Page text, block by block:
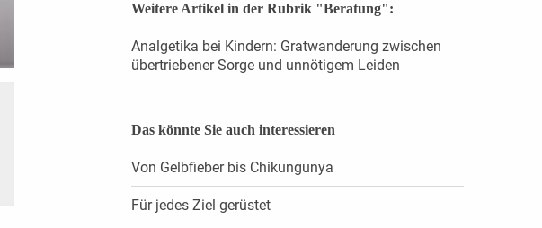
Weitere Artikel in der Rubrik "Beratung":
Analgetika bei Kindern: Gratwanderung zwischen
übertriebener Sorge und unnötigem Leiden
Das könnte Sie auch interessieren
Von Gelbfieber bis Chikungunya
Für jedes Ziel gerüstet